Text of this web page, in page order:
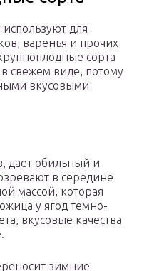
для
варенья и прочих
сорта
свежем виде, потому
вкусовыми
дает обильный и
в середине
массой, которая
у ягод темно-
вкусовые качества
зимние